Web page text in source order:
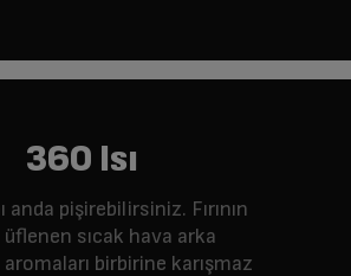
360 Isı
pişirebilirsiniz. Fırının
sıcak hava arka
birbirine karışmaz